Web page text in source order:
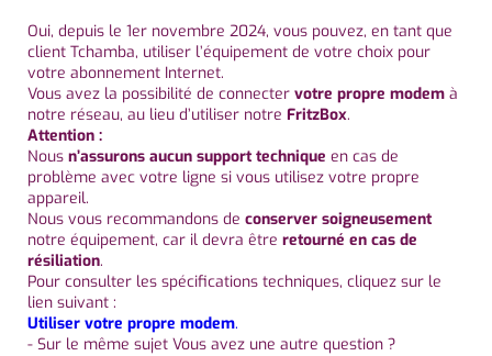
Oui, depuis le 1er novembre 2024, vous pouvez, en tant que
client Tchamba, utiliser l’équipement de votre choix pour
votre abonnement Internet.
Vous avez la possibilité de connecter votre propre modem à
notre réseau, au lieu d’utiliser notre FritzBox.
Attention :
Nous n’assurons aucun support technique en cas de
problème avec votre ligne si vous utilisez votre propre
appareil.
Nous vous recommandons de conserver soigneusement
notre équipement, car il devra être retourné en cas de
résiliation.
Pour consulter les spécifications techniques, cliquez sur le
lien suivant :
Utiliser votre propre modem.
- Sur le même sujet Vous avez une autre question ?